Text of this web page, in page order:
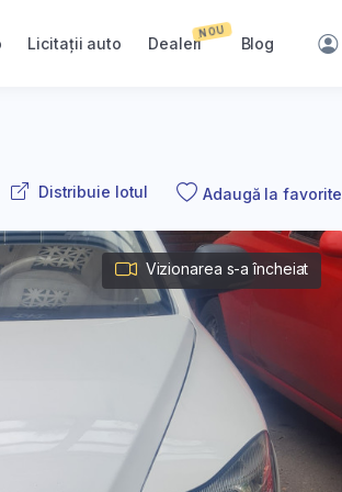
Licitații auto Dealeri
NOU
Blog
Distribuie lotul Adaugă la favorite
Vizionarea s-a încheiat